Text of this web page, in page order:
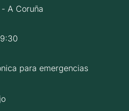
A Coruña
para emergencias